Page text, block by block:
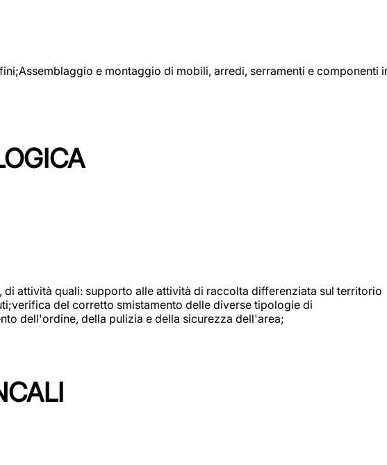
e montaggio di mobili, arredi, serramenti e componenti
attività quali: supporto alle attività di raccolta differenziata sul territorio
del corretto smistamento delle diverse tipologie di
dell'ordine, della pulizia e della sicurezza dell'area;